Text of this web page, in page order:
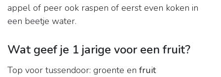
appel of peer ook raspen of eerst even koken in
een beetje water.
Wat geef je 1 jarige voor een fruit?
Top voor tussendoor: groente en fruit